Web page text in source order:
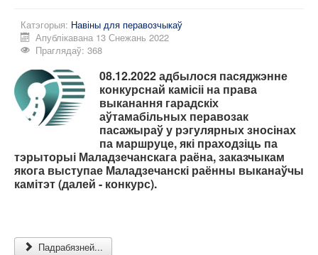
Катэгорыя: Навіны для перавозчыкаў
Апублікавана 13 Снежань 2022
Праглядаў: 368
08.12.2022 адбылося пасяджэнне
конкурснай камісіі на права
выканання гарадскіх
аўтамабільных перавозак
пасажыраў у рэгулярных зносінах
па маршруце, які праходзіць па
тэрыторыі Маладзечанскага раёна, заказчыкам
якога выступае Маладзечанскі раённы выканаўчы
камітэт (далей - конкурс).
Падрабязней...